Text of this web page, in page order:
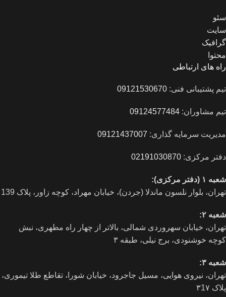
سئو
سایت
گرافیک
محتوا
راه های ارتباطی
تیم پشتیبانی فنی: 09121530670
تیم مشاوران: 09124577484
مدیریت سرمایه گذاری: 09121437007
دفتر مرکزی: 02191030870
شعبه ۱ (دفتر مرکزی):
تهران، بلوار نلسون ماندلا (جردن)، خیابان مهراد، کوچه زاور، پلاک 139
شعبه ۲:
تهران، خيابان سهروردی شمالی، بالاتر از چهار راه مطهری، نبش
کوچه خوشنودی، برج نیلی، طبقه ۳
شعبه ۳:
تهران، نیروی هوایی، مسیل جاجرود، خیابان شورا، تقاطع طلا تیموری،
پلاک ۳1۷